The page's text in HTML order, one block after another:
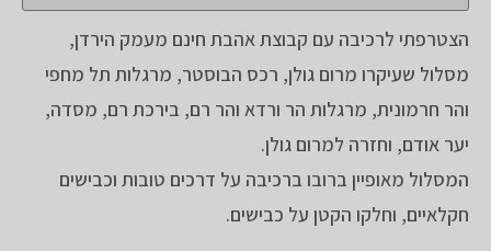
הצטרפתי לרכיבה עם קבוצת אהבת חינם מעמק הירדן,
מסלול שעיקרו מרום גולן, רכס הבוסטר, מרגלות תל מחפי
והר חרמונית, מרגלות הר ורדא והר רם, בירכת רם, מסדה,
יער אודם, וחזרה למרום גולן.
המסלול מאופיין ברובו ברכיבה על דרכים טובות וכבישים
חקלאיים, וחלקו הקטן על כבישים.